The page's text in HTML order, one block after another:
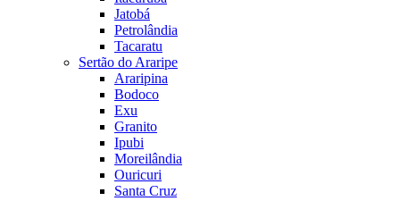
Jatobá
Petrolândia
Tacaratu
Sertão do Araripe
Araripina
Bodoco
Exu
Granito
Ipubi
Moreilândia
Ouricuri
Santa Cruz